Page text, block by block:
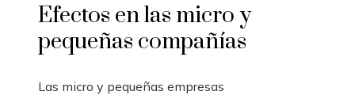
Efectos en las micro y
pequeñas compañías
Las micro y pequeñas empresas